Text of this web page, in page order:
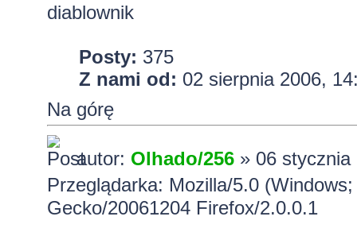
diablownik
Posty: 375
Z nami od: 02 sierpnia 2006,
Na górę
autor: Olhado/256» 06 stycznia
Przeglądarka: Mozilla/5.0
Gecko/20061204 Firefox/2.0.0.1